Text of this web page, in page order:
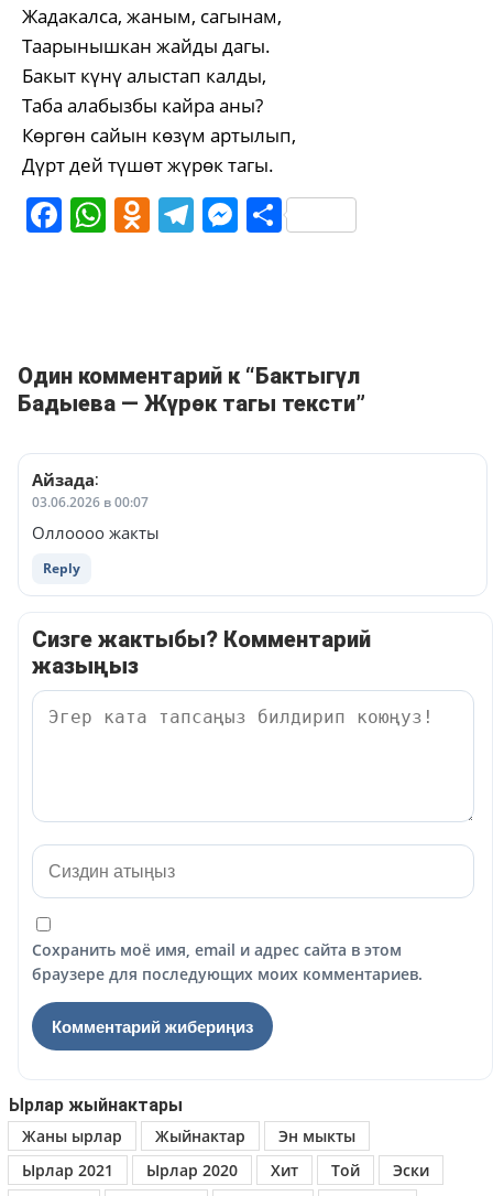
Жадакалса, жаным, сагынам,
Таарынышкан жайды дагы.
Бакыт күнү алыстап калды,
Таба алабызбы кайра аны?
Көргөн сайын көзүм артылып,
Дүрт дей түшөт жүрөк тагы.
Facebook
WhatsApp
Odnoklassniki
Telegram
Messenger
Share
Один комментарий к “Бактыгүл
Бадыева — Жүрөк тагы тексти”
Айзада:
03.06.2026 в 00:07
Оллоооо жакты
Reply
Сизге жактыбы? Комментарий
жазыңыз
Сохранить моё имя, email и адрес сайта в этом
браузере для последующих моих комментариев.
Ырлар жыйнактары
Жаны ырлар
Жыйнактар
Эн мыкты
Ырлар 2021
Ырлар 2020 Хит Той
Эски